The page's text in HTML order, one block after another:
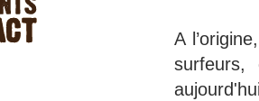
A
surfeurs,